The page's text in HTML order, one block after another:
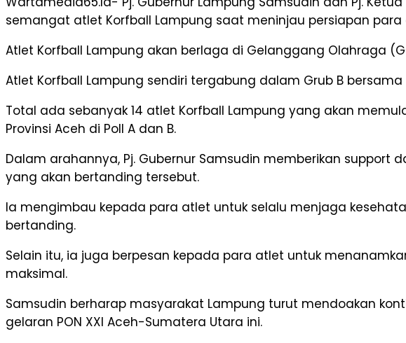
semangat atlet Korfball Lampung saat meninjau persiapan
Atlet Korfball Lampung akan berlaga di Gelanggang Olahraga
Atlet Korfball Lampung sendiri tergabung dalam Grub B
Total ada sebanyak 14 atlet Korfball Lampung yang akan
Provinsi Aceh di Poll A dan B.
Dalam arahannya, Pj. Gubernur Samsudin memberikan
yang akan bertanding tersebut.
Ia mengimbau kepada para atlet untuk selalu menjaga
bertanding.
Selain itu, ia juga berpesan kepada para atlet untuk
maksimal.
Samsudin berharap masyarakat Lampung turut mendoakan
gelaran PON XXI Aceh-Sumatera Utara ini.